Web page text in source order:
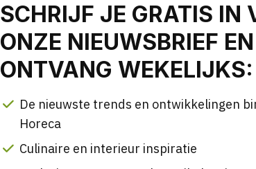
SCHRIJF JE GRATIS IN
ONZE NIEUWSBRIEF EN
ONTVANG WEKELIJKS:
De nieuwste trends en ontwikkelingen
Horeca
Culinaire en interieur inspiratie